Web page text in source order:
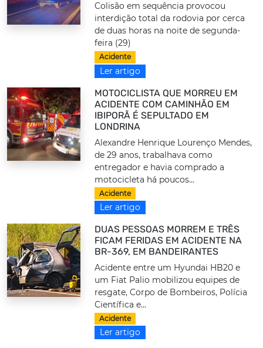
Colisão em sequência provocou
interdição total da rodovia por cerca
de duas horas na noite de segunda-
feira (29)
Acidente
Ler artigo
MOTOCICLISTA QUE MORREU EM
ACIDENTE COM CAMINHÃO EM
IBIPORÃ É SEPULTADO EM
LONDRINA
Alexandre Henrique Lourenço Mendes,
de 29 anos, trabalhava como
entregador e havia comprado a
motocicleta há poucos...
Acidente
Ler artigo
DUAS PESSOAS MORREM E TRÊS
FICAM FERIDAS EM ACIDENTE NA
BR-369, EM BANDEIRANTES
Acidente entre um Hyundai HB20 e
um Fiat Palio mobilizou equipes de
resgate, Corpo de Bombeiros, Polícia
Científica e...
Acidente
Ler artigo